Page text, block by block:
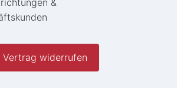
Vertrag widerrufen